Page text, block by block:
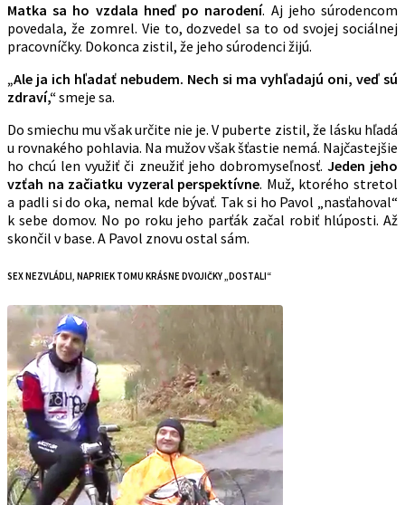
Matka sa ho vzdala hneď po narodení. Aj jeho súrodencom
povedala, že zomrel. Vie to, dozvedel sa to od svojej sociálnej
pracovníčky. Dokonca zistil, že jeho súrodenci žijú.
„Ale ja ich hľadať nebudem. Nech si ma vyhľadajú oni, veď sú
zdraví,“smeje sa.
Do smiechu mu však určite nie je. V puberte zistil, že lásku hľadá
u rovnakého pohlavia. Na mužov však šťastie nemá. Najčastejšie
ho chcú len využiť či zneužiť jeho dobromyseľnosť. Jeden jeho
vzťah na začiatku vyzeral perspektívne. Muž, ktorého stretol
a padli si do oka, nemal kde bývať. Tak si ho Pavol „nasťahoval“
k sebe domov. No po roku jeho parťák začal robiť hlúposti. Až
skončil v base. A Pavol znovu ostal sám.
SEX NEZVLÁDLI, NAPRIEK TOMU KRÁSNE DVOJIČKY „DOSTALI“